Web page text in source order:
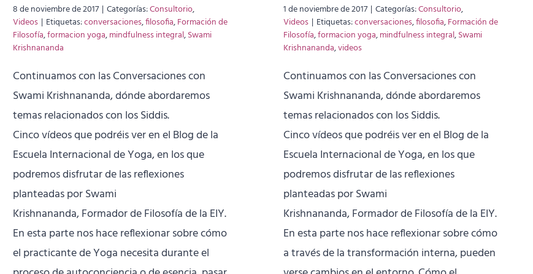
8 de noviembre de 2017 | Categorías:Consultorio,
Videos | Etiquetas:conversaciones,filosofia,Formación de
Filosofía,formacion yoga,mindfulness integral,Swami
Krishnananda
Continuamos con las Conversaciones con
Swami Krishnananda, dónde abordaremos
temas relacionados con los Siddis.
Cinco vídeos que podréis ver en el Blog de la
Escuela Internacional de Yoga, en los que
podremos disfrutar de las reflexiones
planteadas por Swami
Krishnananda, Formador de Filosofía de la EIY.
En esta parte nos hace reflexionar sobre cómo
el practicante de Yoga necesita durante el
1 de noviembre de 2017 | Categorías:Consultorio,
Videos | Etiquetas:conversaciones,filosofia,Formación de
Filosofía,formacion yoga,mindfulness integral,Swami
Krishnananda,videos
Continuamos con las Conversaciones con
Swami Krishnananda, dónde abordaremos
temas relacionados con los Siddis.
Cinco vídeos que podréis ver en el Blog de la
Escuela Internacional de Yoga, en los que
podremos disfrutar de las reflexiones
planteadas por Swami
Krishnananda, Formador de Filosofía de la EIY.
En esta parte nos hace reflexionar sobre cómo
a través de la transformación interna, pueden